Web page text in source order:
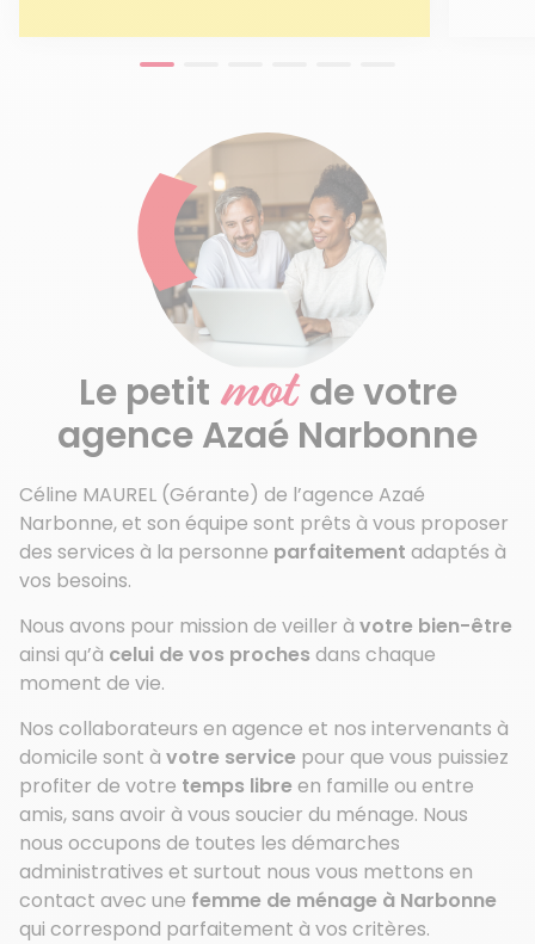
Le petit mot de votre
agence Azaé Narbonne
Céline MAUREL (Gérante) de l’agence Azaé
Narbonne, et son équipe sont prêts à vous proposer
des services à la personne parfaitement adaptés à
vos besoins.
Nous avons pour mission de veiller à votre bien-être
ainsi qu’à celui de vos proches dans chaque
moment de vie.
Nos collaborateurs en agence et nos intervenants à
domicile sont à votre service pour que vous puissiez
profiter de votre temps libre en famille ou entre
amis, sans avoir à vous soucier du ménage. Nous
nous occupons de toutes les démarches
administratives et surtout nous vous mettons en
contact avec une femme de ménage à Narbonne
qui correspond parfaitement à vos critères.